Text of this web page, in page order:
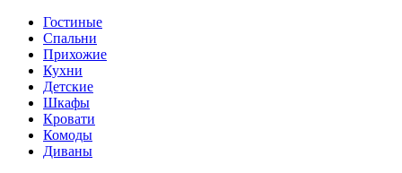
Гостиные
Спальни
Прихожие
Кухни
Детские
Шкафы
Кровати
Комоды
Диваны